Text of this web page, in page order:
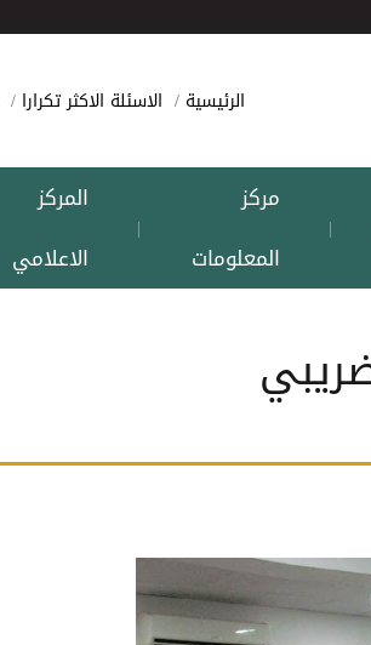
الرئيسية الاسئلة الاكثر تكرارا
|
مركز
المعلومات
|
المركز
الاعلامي